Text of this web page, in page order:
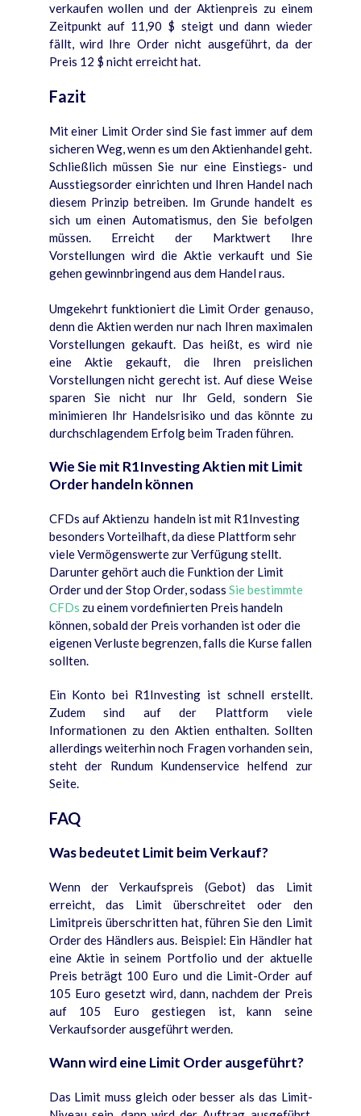
verkaufen wollen und der Aktienpreis zu einem
Zeitpunkt auf 11,90 $ steigt und dann wieder
fällt, wird Ihre Order nicht ausgeführt, da der
Preis 12 $ nicht erreicht hat.
Fazit
Mit einer Limit Order sind Sie fast immer auf dem
sicheren Weg, wenn es um den Aktienhandel geht.
Schließlich müssen Sie nur eine Einstiegs- und
Ausstiegsorder einrichten und Ihren Handel nach
diesem Prinzip betreiben. Im Grunde handelt es
sich um einen Automatismus, den Sie befolgen
müssen. Erreicht der Marktwert Ihre
Vorstellungen wird die Aktie verkauft und Sie
gehen gewinnbringend aus dem Handel raus.
Umgekehrt funktioniert die Limit Order genauso,
denn die Aktien werden nur nach Ihren maximalen
Vorstellungen gekauft. Das heißt, es wird nie
eine Aktie gekauft, die Ihren preislichen
Vorstellungen nicht gerecht ist. Auf diese Weise
sparen Sie nicht nur Ihr Geld, sondern Sie
minimieren Ihr Handelsrisiko und das könnte zu
durchschlagendem Erfolg beim Traden führen.
Wie Sie mit R1Investing Aktien mit Limit
Order handeln können
CFDs auf Aktienzu handeln ist mit R1Investing
besonders Vorteilhaft, da diese Plattform sehr
viele Vermögenswerte zur Verfügung stellt.
Darunter gehört auch die Funktion der Limit
Order und der Stop Order, sodass Sie bestimmte
CFDs zu einem vordefinierten Preis handeln
können, sobald der Preis vorhanden ist oder die
eigenen Verluste begrenzen, falls die Kurse fallen
sollten.
Ein Konto bei R1Investing ist schnell erstellt.
Zudem sind auf der Plattform viele
Informationen zu den Aktien enthalten. Sollten
allerdings weiterhin noch Fragen vorhanden sein,
steht der Rundum Kundenservice helfend zur
Seite.
FAQ
Was bedeutet Limit beim Verkauf?
Wenn der Verkaufspreis (Gebot) das Limit
erreicht, das Limit überschreitet oder den
Limitpreis überschritten hat, führen Sie den Limit
Order des Händlers aus. Beispiel: Ein Händler hat
eine Aktie in seinem Portfolio und der aktuelle
Preis beträgt 100 Euro und die Limit-Order auf
105 Euro gesetzt wird, dann, nachdem der Preis
auf 105 Euro gestiegen ist, kann seine
Verkaufsorder ausgeführt werden.
Wann wird eine Limit Order ausgeführt?
Das Limit muss gleich oder besser als das Limit-